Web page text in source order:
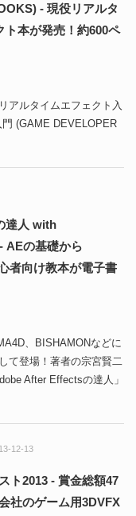
- 現役リアルタ
ト本が発売！約600ペ
アルタイムエフェクト入
(GAME DEVELOPER
達人 with
AEの基礎から
者向け教本が電子書
、BISHAMONなどに
て登場！著者の宗宮賢二
After Effectsの達人」
12-13
ト2013 - 賞金総額47
社のゲーム用3DVFX